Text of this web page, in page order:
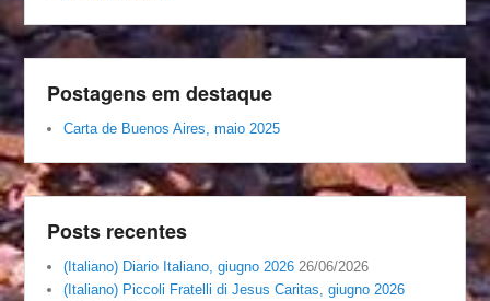
Postagens em destaque
Carta de Buenos Aires, maio 2025
Posts recentes
(Italiano) Diario Italiano, giugno 2026 26/06/2026
(Italiano) Piccoli Fratelli di Jesus Caritas, giugno 2026